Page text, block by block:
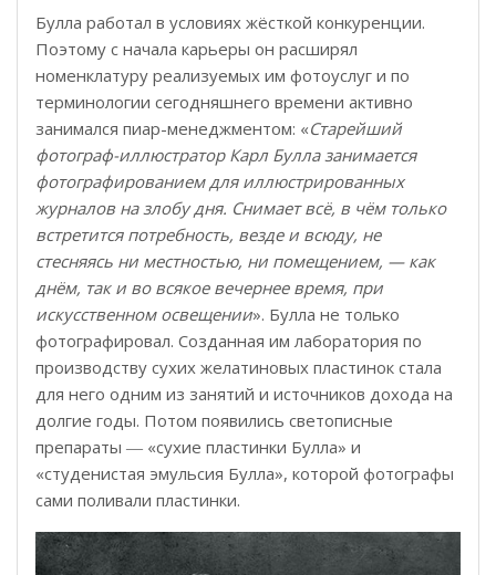
Булла работал в условиях жёсткой конкуренции.
Поэтому с начала карьеры он расширял
номенклатуру реализуемых им фотоуслуг и по
терминологии сегодняшнего времени активно
занимался пиар-менеджментом: «Старейший
фотограф-иллюстратор Карл Булла занимается
фотографированием для иллюстрированных
журналов на злобу дня. Снимает всё, в чём только
встретится потребность, везде и всюду, не
стесняясь ни местностью, ни помещением, — как
днём, так и во всякое вечернее время, при
искусственном освещении». Булла не только
фотографировал. Созданная им лаборатория по
производству сухих желатиновых пластинок стала
для него одним из занятий и источников дохода на
долгие годы. Потом появились светописные
препараты ― «сухие пластинки Булла» и
«студенистая эмульсия Булла», которой фотографы
сами поливали пластинки.